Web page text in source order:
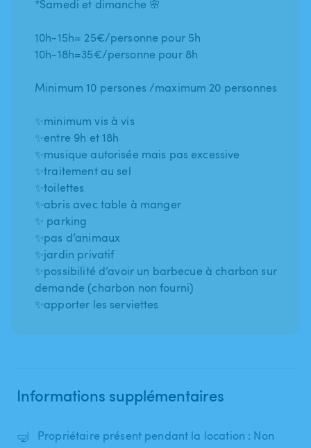
*Samedi et dimanche 🌸
10h-15h= 25€/personne pour 5h
10h-18h=35€/personne pour 8h
Minimum 10 persones /maximum 20 personnes
✨minimum vis à vis
✨entre 9h et 18h
✨musique autorisée mais pas excessive
✨traitement au sel
✨toilettes
✨abris avec table à manger
✨ parking
✨pas d’animaux
✨jardin privatif
✨possibilité d’avoir un barbecue à charbon sur
demande (charbon non fourni)
✨apporter les serviettes
Informations supplémentaires
🤿 Propriétaire présent pendant la location : Non